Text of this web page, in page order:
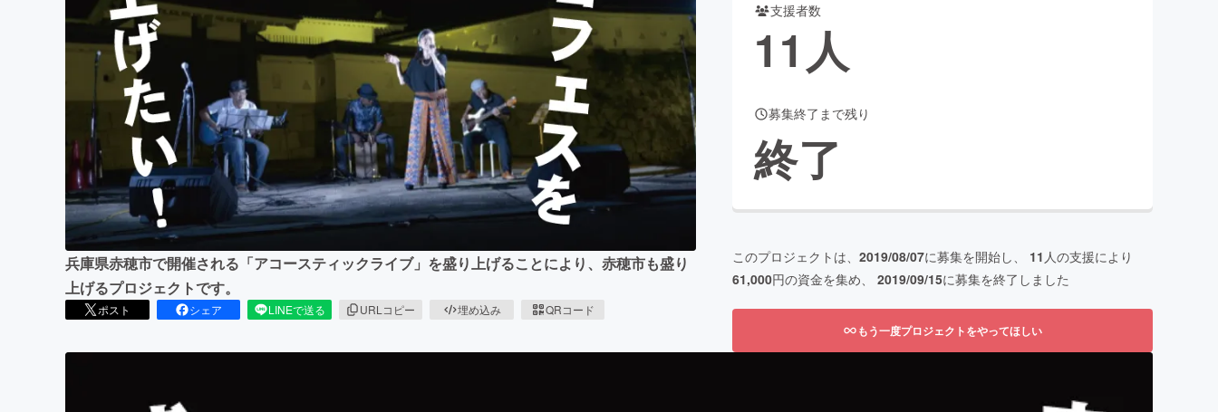
ビジネス・起業 ビューティー・ヘルスケア
まちづくり・地域活性化
CAMPFIRE for Social Good
CAMPFIRE Creation
CAMPFIREふるさと納税machi-ya コミュニティ
兵庫県赤穂市で開催される「アコースティックライブ」を盛り上げることにより、赤穂市も盛り
上げるプロジェクトです。
ポスト シェア LINEで送る URLコピー 埋め込み QRコード
支援者数
11 人
募集終了まで残り
終了
このプロジェクトは、 2019/08/07に募集を開始し、 11 人の支援により
61,000円の資金を集め、 2019/09/15に募集を終了しました
もう一度プロジェクトをやってほしい